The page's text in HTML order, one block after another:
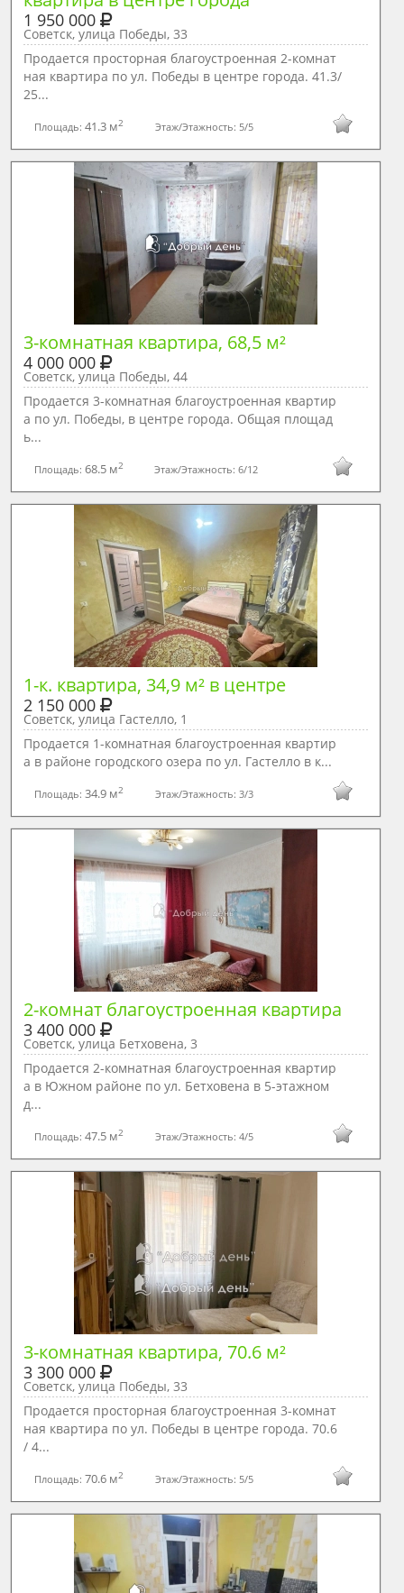
1 950 000
Советск, улица Победы, 33
Продается просторная благоустроенная 2-комнат
ная квартира по ул. Победы в центре города. 41.3/
25...
Площадь:41.3 м2 Этаж/Этажность: 5/5
3-комнатная квартира, 68,5 м²
4 000 000
Советск, улица Победы, 44
Продается 3-комнатная благоустроенная квартир
а по ул. Победы, в центре города. Общая площад
ь...
Площадь: 68.5 м2 Этаж/Этажность: 6/12
1-к. квартира, 34,9 м² в центре
2 150 000
Советск, улица Гастелло, 1
Продается 1-комнатная благоустроенная квартир
а в районе городского озера по ул. Гастелло в к...
Площадь:34.9 м2 Этаж/Этажность: 3/3
2-комнат благоустроенная квартира
3 400 000
Советск, улица Бетховена, 3
Продается 2-комнатная благоустроенная квартир
а в Южном районе по ул. Бетховена в 5-этажном
д...
Площадь:47.5 м2 Этаж/Этажность:4/5
3-комнатная квартира, 70.6 м²
3 300 000
Советск, улица Победы, 33
Продается просторная благоустроенная 3-комнат
ная квартира по ул. Победы в центре города. 70.6
/ 4...
Площадь:70.6 м2 Этаж/Этажность: 5/5